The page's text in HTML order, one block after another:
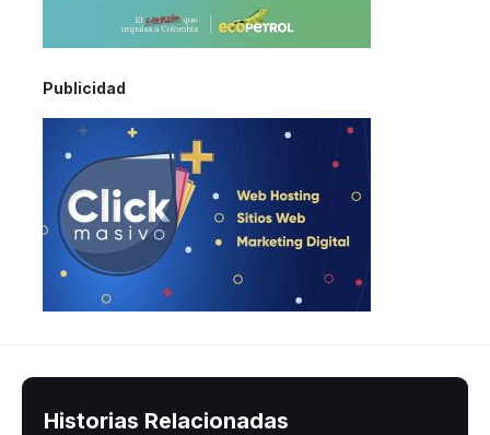
Publicidad
Historias Relacionadas